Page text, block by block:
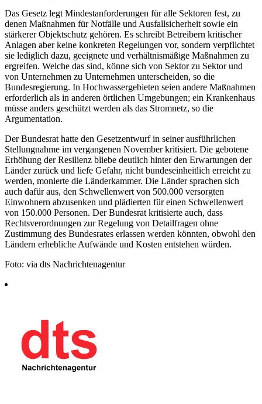
Das Gesetz legt Mindestanforderungen für alle Sektoren fest, zu
denen Maßnahmen für Notfälle und Ausfallsicherheit sowie ein
stärkerer Objektschutz gehören. Es schreibt Betreibern kritischer
Anlagen aber keine konkreten Regelungen vor, sondern verpflichtet
sie lediglich dazu, geeignete und verhältnismäßige Maßnahmen zu
ergreifen. Welche das sind, könne sich von Sektor zu Sektor und
von Unternehmen zu Unternehmen unterscheiden, so die
Bundesregierung. In Hochwassergebieten seien andere Maßnahmen
erforderlich als in anderen örtlichen Umgebungen; ein Krankenhaus
müsse anders geschützt werden als das Stromnetz, so die
Argumentation.
Der Bundesrat hatte den Gesetzentwurf in seiner ausführlichen
Stellungnahme im vergangenen November kritisiert. Die gebotene
Erhöhung der Resilienz bliebe deutlich hinter den Erwartungen der
Länder zurück und liefe Gefahr, nicht bundeseinheitlich erreicht zu
werden, monierte die Länderkammer. Die Länder sprachen sich
auch dafür aus, den Schwellenwert von 500.000 versorgten
Einwohnern abzusenken und plädierten für einen Schwellenwert
von 150.000 Personen. Der Bundesrat kritisierte auch, dass
Rechtsverordnungen zur Regelung von Detailfragen ohne
Zustimmung des Bundesrates erlassen werden könnten, obwohl den
Ländern erhebliche Aufwände und Kosten entstehen würden.
Foto: via dts Nachrichtenagentur